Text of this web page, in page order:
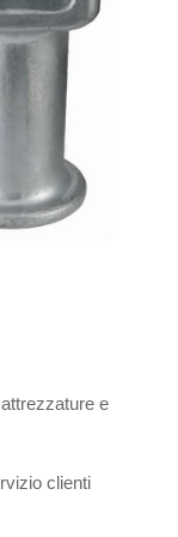
e
clienti